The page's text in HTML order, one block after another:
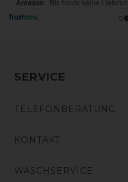
SERVICE
TELEFONBERATUNG
KONTAKT
WASCHSERVICE